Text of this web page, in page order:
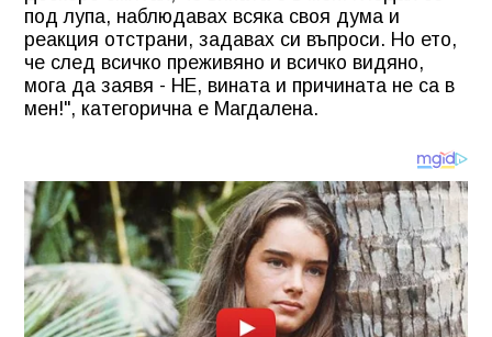
под лупа, наблюдавах всяка своя дума и
реакция отстрани, задавах си въпроси. Но ето,
че след всичко преживяно и всичко видяно,
мога да заявя - НЕ, вината и причината не са в
мен!", категорична е Магдалена.